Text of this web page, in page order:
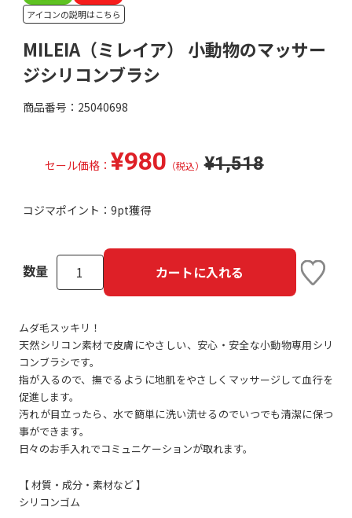
アイコンの説明はこちら
MILEIA（ミレイア） 小動物のマッサー
ジシリコンブラシ
商品番号：25040698
セール価格： ¥980 （税込）¥1,518
コジマポイント： 9pt獲得
数量 カートに入れる
ムダ毛スッキリ！
天然シリコン素材で皮膚にやさしい、安心・安全な小動物専用シリ
コンブラシです。
指が入るので、撫でるように地肌をやさしくマッサージして血行を
促進します。
汚れが目立ったら、水で簡単に洗い流せるのでいつでも清潔に保つ
事ができます。
日々のお手入れでコミュニケーションが取れます。
【 材質・成分・素材など 】
シリコンゴム